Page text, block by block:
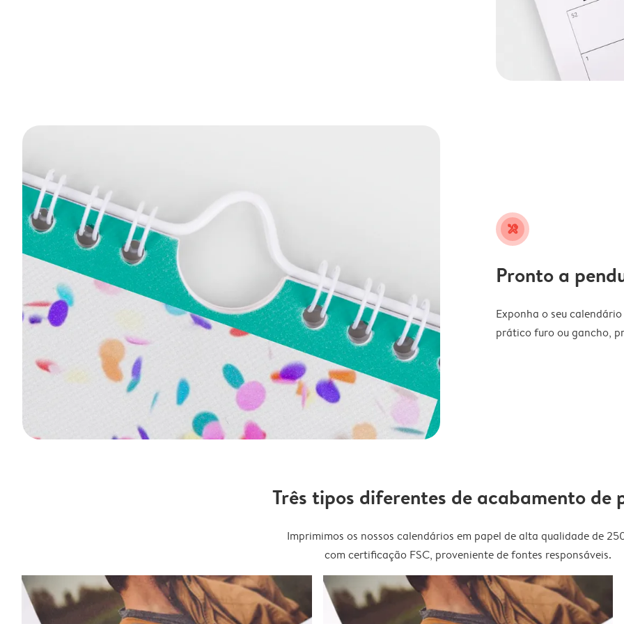
tools
Pronto a
Exponha o seu
prático furo ou gancho,
Três tipos diferentes de acabamento de
Imprimimos os nossos calendários em papel de alta qualidade de
com certificação FSC, proveniente de fontes responsáveis.